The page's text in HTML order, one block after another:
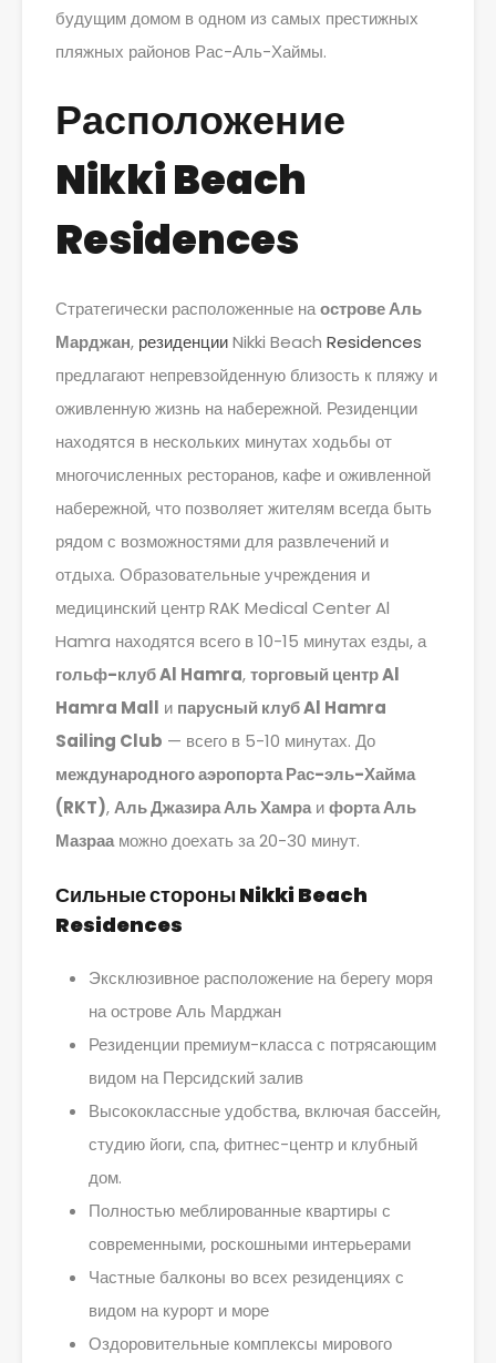
будущим домом в одном из самых престижных
пляжных районов Рас-Аль-Хаймы.
Расположение
Nikki Beach
Residences
Стратегически расположенные наострове Аль
Марджан, резиденцииNikki Beach Residences
предлагают непревзойденную близость к пляжу и
оживленную жизнь на набережной. Резиденции
находятся в нескольких минутах ходьбы от
многочисленных ресторанов, кафе и оживленной
набережной, что позволяет жителям всегда быть
рядом с возможностями для развлечений и
отдыха. Образовательные учреждения и
медицинский центр RAK Medical Center Al
Hamra находятся всего в 10-15 минутах езды, а
гольф-клуб Al Hamra,торговый центр Al
Hamra Mall и парусный клуб Al Hamra
Sailing Club — всего в 5-10 минутах. До
международного аэропорта Рас-эль-Хайма
(RKT),Аль Джазира Аль Хамраифорта Аль
Мазрааможно доехать за 20-30 минут.
Сильные стороны Nikki Beach
Residences
Эксклюзивное расположение на берегу моря
на острове Аль Марджан
Резиденции премиум-класса с потрясающим
видом на Персидский залив
Высококлассные удобства, включая бассейн,
студию йоги, спа, фитнес-центр и клубный
дом.
Полностью меблированные квартиры с
современными, роскошными интерьерами
Частные балконы во всех резиденциях с
видом на курорт и море
Оздоровительные комплексы мирового